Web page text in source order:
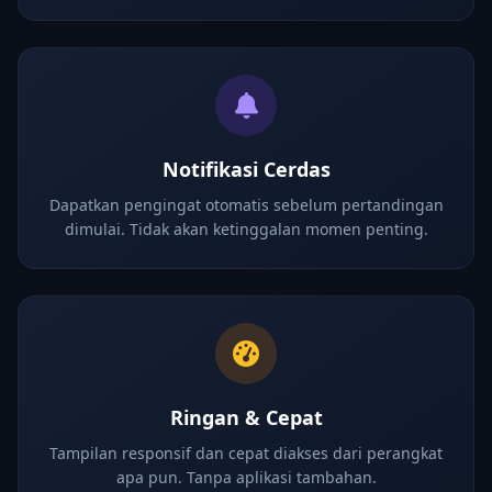
Notifikasi Cerdas
Dapatkan pengingat otomatis sebelum pertandingan
dimulai. Tidak akan ketinggalan momen penting.
Ringan & Cepat
Tampilan responsif dan cepat diakses dari perangkat
apa pun. Tanpa aplikasi tambahan.